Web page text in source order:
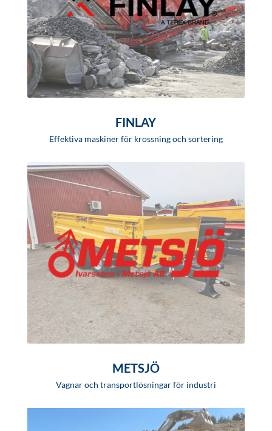
FINLAY
Effektiva maskiner för krossning och sortering
METSJÖ
Vagnar och transportlösningar för industri